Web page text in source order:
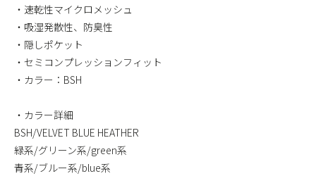
・速乾性マイクロメッシュ
・吸湿発散性、防臭性
・隠しポケット
・セミコンプレッションフィット
・カラー：BSH
・カラー詳細
BSH/VELVET BLUE HEATHER
緑系/グリーン系/green系
青系/ブルー系/blue系